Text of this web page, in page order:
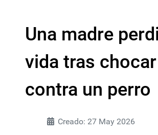
Una madre
vida tras chocar
contra un perro
Creado: 27 May 2026